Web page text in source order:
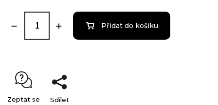
Přidat do košíku
Zeptat se Sdílet